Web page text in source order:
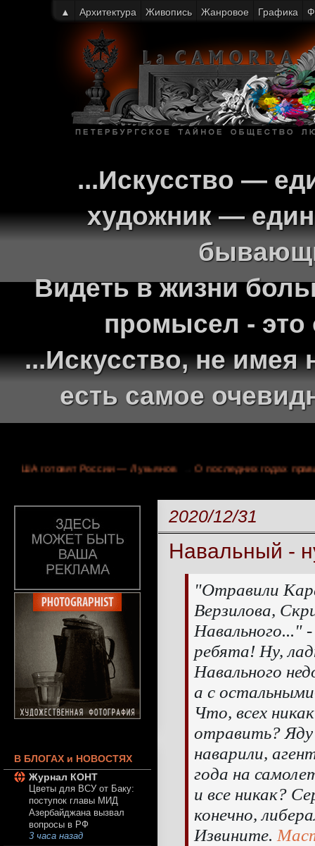
...Искусство —
художник —
Видеть в жизни
промысел - это
...Искусство, не
есть самое
США готовят России — Лукьянов → О последних
2020/12/31
Навальный -
"Отравили
Верзилова,
Навального..."
ребята! Ну,
Навального
а с
Что, всех
отравить? Яду
наварили,
года на
и все никак?
конечно,
Извините.
В БЛОГАХ и НОВОСТЯХ
Журнал КОНТ
Цветы для ВСУ от Баку:
поступок главы МИД
Азербайджана вызвал
вопросы в РФ
3 часа назад
▲ Архитектура Живопись Жанровое Графика